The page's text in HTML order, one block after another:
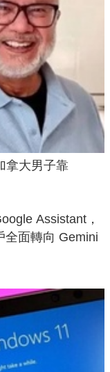
拿大男子靠
Assistant，
全面轉向 Gemini